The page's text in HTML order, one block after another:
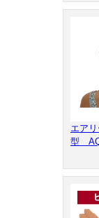
エア
型